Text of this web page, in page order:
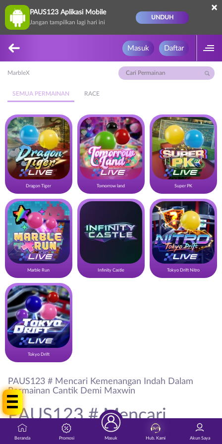
Tap Me !
PAUS123 Aplikasi Mobile
Jangan tampilkan lagi hari ini
UNDUH
×
Masuk Daftar
MarbleX
SEMUA PERMAINAN RACE
Dragon Tiger Tomorrow land Super PK
Marble Run Infinity Castle Tokyo Drift Nitro
Tokyo Drift
PAUS123 # Mencari Kemenangan Indah Dalam
Permainan Cantik Demi Maxwin
PAUS123 # Mencari
Kemenangan Indah Dalam
Beranda Promosi Masuk Hub. Kami Akun Saya